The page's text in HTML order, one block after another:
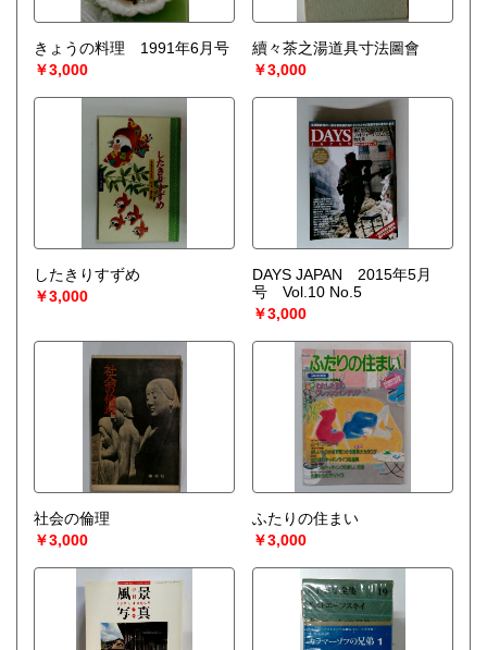
きょうの料理 1991年6月号
￥3,000
續々茶之湯道具寸法圖會
￥3,000
したきりすずめ
￥3,000
DAYS JAPAN 2015年5月
号 Vol.10 No.5
￥3,000
社会の倫理
￥3,000
ふたりの住まい
￥3,000